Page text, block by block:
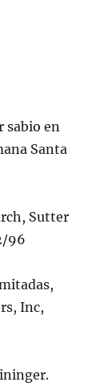
sabio en
Santa
Sutter
96
Inc,